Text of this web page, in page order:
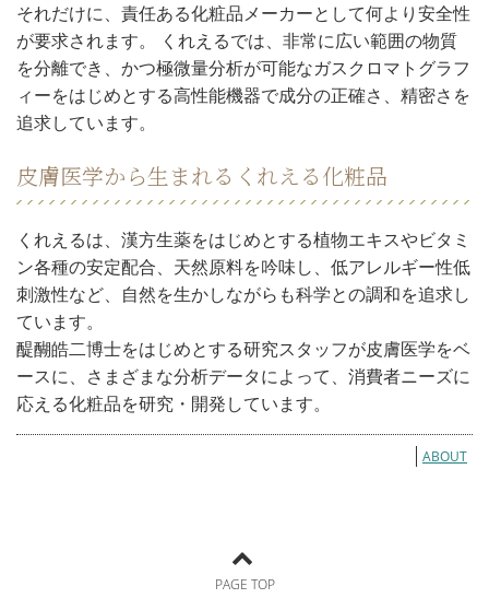
それだけに、責任ある化粧品メーカーとして何より安全性
が要求されます。 くれえるでは、非常に広い範囲の物質
を分離でき、かつ極微量分析が可能なガスクロマトグラフ
ィーをはじめとする高性能機器で成分の正確さ、精密さを
追求しています。
皮膚医学から生まれるくれえる化粧品
くれえるは、漢方生薬をはじめとする植物エキスやビタミ
ン各種の安定配合、天然原料を吟味し、低アレルギー性低
刺激性など、自然を生かしながらも科学との調和を追求し
ています。
醍醐皓二博士をはじめとする研究スタッフが皮膚医学をベ
ースに、さまざまな分析データによって、消費者ニーズに
応える化粧品を研究・開発しています。
ABOUT
PAGE TOP